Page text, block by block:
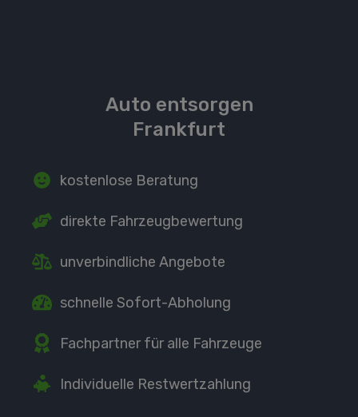
Auto entsorgen
Frankfurt
kostenlose Beratung
direkte Fahrzeugbewertung
unverbindliche Angebote
schnelle Sofort-Abholung
Fachpartner für alle Fahrzeuge
Individuelle Restwertzahlung